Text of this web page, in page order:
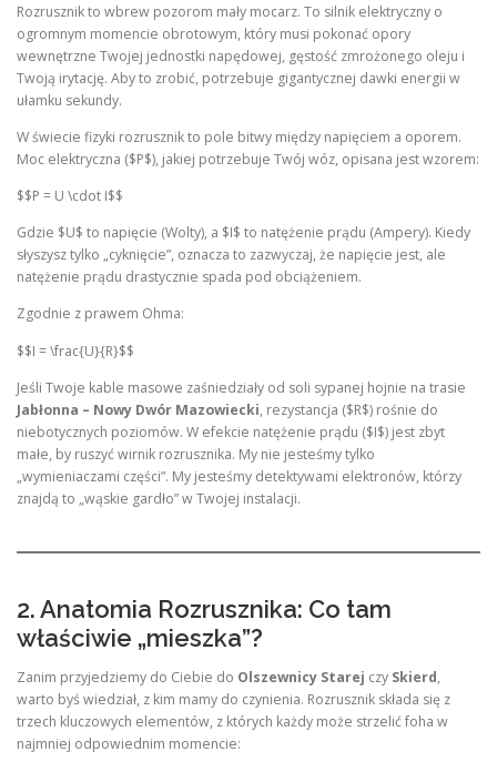
Rozrusznik to wbrew pozorom mały mocarz. To silnik elektryczny o
ogromnym momencie obrotowym, który musi pokonać opory
wewnętrzne Twojej jednostki napędowej, gęstość zmrożonego oleju i
Twoją irytację. Aby to zrobić, potrzebuje gigantycznej dawki energii w
ułamku sekundy.
W świecie fizyki rozrusznik to pole bitwy między napięciem a oporem.
Moc elektryczna ($P$), jakiej potrzebuje Twój wóz, opisana jest wzorem:
$$P = U \cdot I$$
Gdzie $U$ to napięcie (Wolty), a $I$ to natężenie prądu (Ampery). Kiedy
słyszysz tylko „cyknięcie”, oznacza to zazwyczaj, że napięcie jest, ale
natężenie prądu drastycznie spada pod obciążeniem.
Zgodnie z prawem Ohma:
$$I = \frac{U}{R}$$
Jeśli Twoje kable masowe zaśniedziały od soli sypanej hojnie na trasie
Jabłonna – Nowy Dwór Mazowiecki, rezystancja ($R$) rośnie do
niebotycznych poziomów. W efekcie natężenie prądu ($I$) jest zbyt
małe, by ruszyć wirnik rozrusznika. My nie jesteśmy tylko
„wymieniaczami części”. My jesteśmy detektywami elektronów, którzy
znajdą to „wąskie gardło” w Twojej instalacji.
2. Anatomia Rozrusznika: Co tam
właściwie „mieszka”?
Zanim przyjedziemy do Ciebie do Olszewnicy Starej czy Skierd,
warto byś wiedział, z kim mamy do czynienia. Rozrusznik składa się z
trzech kluczowych elementów, z których każdy może strzelić foha w
najmniej odpowiednim momencie: